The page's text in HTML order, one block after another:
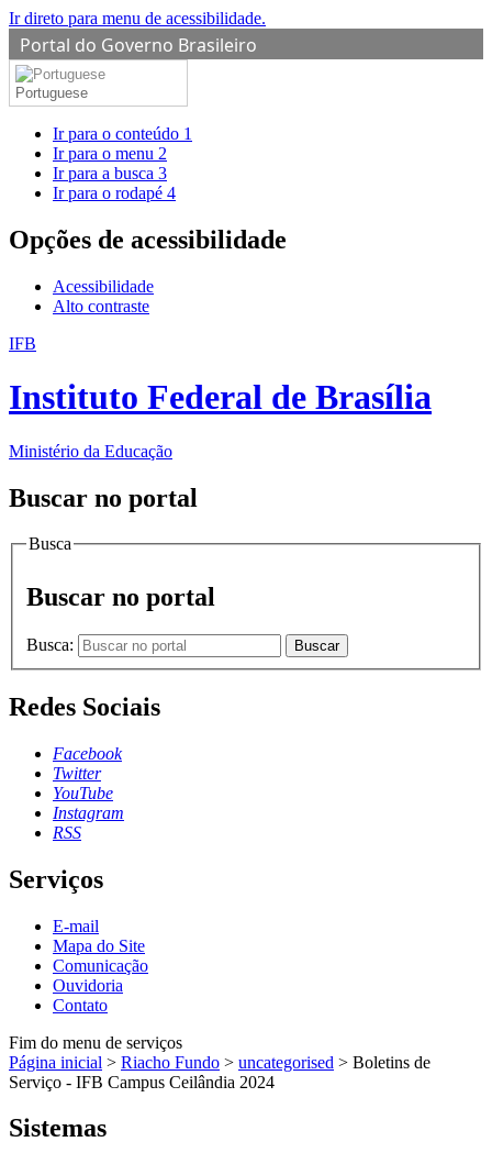
Ir direto para menu de acessibilidade.
Portal do Governo Brasileiro
Portuguese
Ir para o conteúdo 1
Ir para o menu 2
Ir para a busca 3
Ir para o rodapé 4
Opções de acessibilidade
Acessibilidade
Alto contraste
IFB
Instituto Federal de Brasília
Ministério da Educação
Buscar no portal
Busca
Buscar no portal
Busca: Buscar
Redes Sociais
Facebook
Twitter
YouTube
Instagram
RSS
Serviços
E-mail
Mapa do Site
Comunicação
Ouvidoria
Contato
Fim do menu de serviços
Página inicial > Riacho Fundo > uncategorised > Boletins de
Serviço - IFB Campus Ceilândia 2024
Sistemas